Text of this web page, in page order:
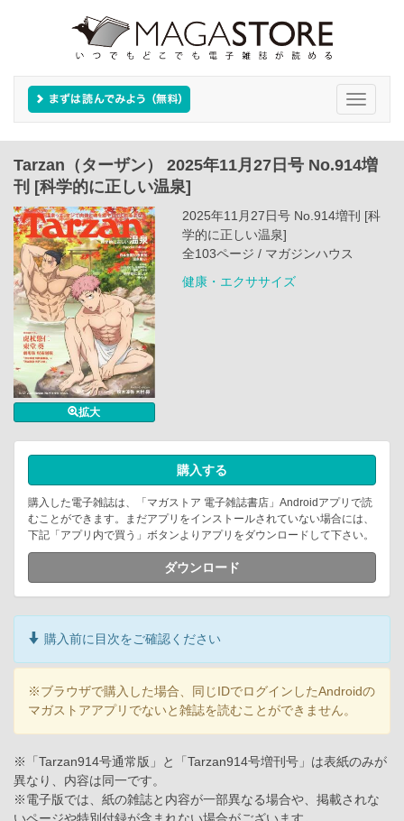
Toggle
Tarzan（ターザン） 2025年11月27日号 No.914増
刊 [科学的に正しい温泉]
拡大
2025年11月27日号 No.914増刊 [科
学的に正しい温泉]
全103ページ / マガジンハウス
健康・エクササイズ
購入する
購入した電子雑誌は、「マガストア 電子雑誌書店」Androidアプリで読
むことができます。まだアプリをインストールされていない場合には、
下記「アプリ内で買う」ボタンよりアプリをダウンロードして下さい。
ダウンロード
購入前に目次をご確認ください
※ブラウザで購入した場合、同じIDでログインしたAndroidの
マガストアアプリでないと雑誌を読むことができません。
※「Tarzan914号通常版」と「Tarzan914号増刊号」は表紙のみが
異なり、内容は同一です。
※電子版では、紙の雑誌と内容が一部異なる場合や、掲載されな
いページや特別付録が含まれない場合がございます。